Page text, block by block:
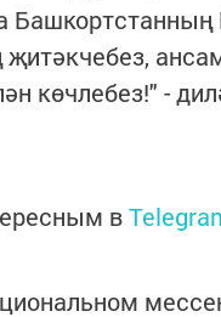
көчлебез!" -
в